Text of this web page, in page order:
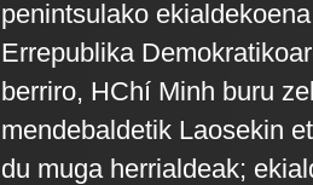
penintsulako
Errepublika
berriro, HChí Minh buru
mendebaldetik Laosekin
du muga herrialdeak;